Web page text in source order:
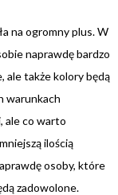
na ogromny plus. W
naprawdę bardzo
ale także kolory będą
warunkach
ale co warto
ilością
osoby, które
zadowolone.